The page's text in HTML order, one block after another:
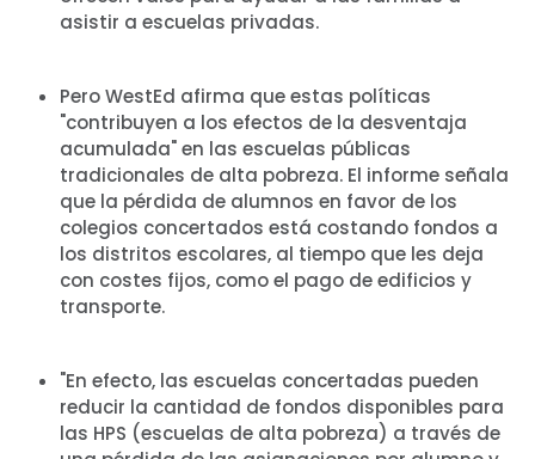
asistir a escuelas privadas.
Pero WestEd afirma que estas políticas
"contribuyen a los efectos de la desventaja
acumulada" en las escuelas públicas
tradicionales de alta pobreza. El informe señala
que la pérdida de alumnos en favor de los
colegios concertados está costando fondos a
los distritos escolares, al tiempo que les deja
con costes fijos, como el pago de edificios y
transporte.
"En efecto, las escuelas concertadas pueden
reducir la cantidad de fondos disponibles para
las HPS (escuelas de alta pobreza) a través de